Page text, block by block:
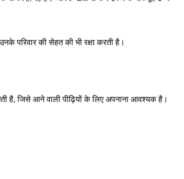
परिवार की सेहत की भी रक्षा करती है।
है, जिसे आने वाली पीढ़ियों के लिए अपनाना आवश्यक है।